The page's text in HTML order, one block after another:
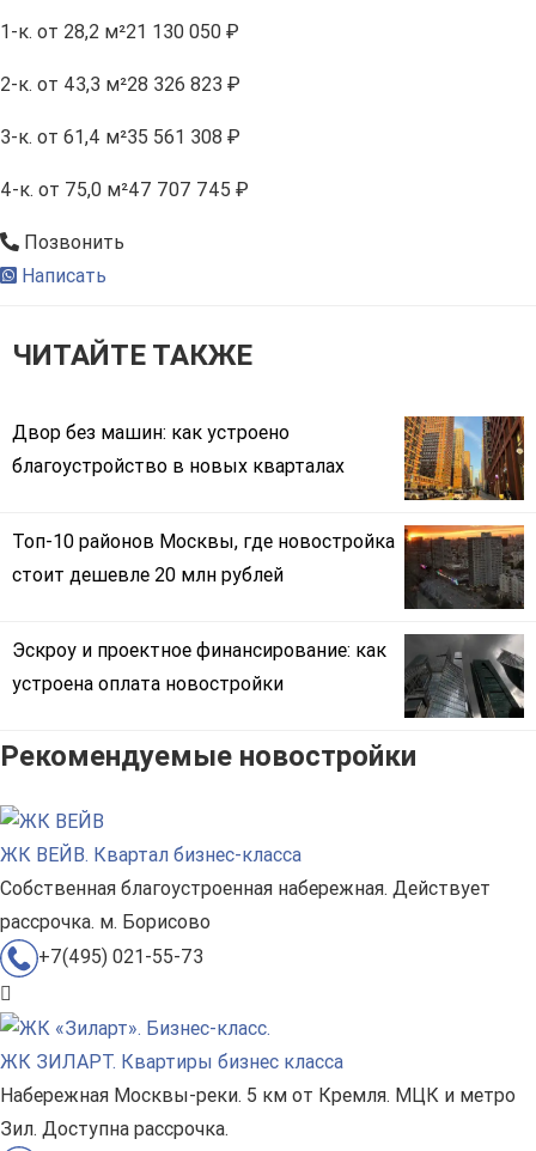
1-к. от 28,2 м²21 130 050 ₽
2-к. от 43,3 м²28 326 823 ₽
3-к. от 61,4 м²35 561 308 ₽
4-к. от 75,0 м²47 707 745 ₽
Позвонить
Написать
ЧИТАЙТЕ ТАКЖЕ
Двор без машин: как устроено
благоустройство в новых кварталах
Топ-10 районов Москвы, где новостройка
стоит дешевле 20 млн рублей
Эскроу и проектное финансирование: как
устроена оплата новостройки
Рекомендуемые новостройки
ЖК ВЕЙВ. Квартал бизнес-класса
Собственная благоустроенная набережная. Действует
рассрочка. м. Борисово
+7(495) 021-55-73
ЖК ЗИЛАРТ. Квартиры бизнес класса
Набережная Москвы-реки. 5 км от Кремля. МЦК и метро
Зил. Доступна рассрочка.